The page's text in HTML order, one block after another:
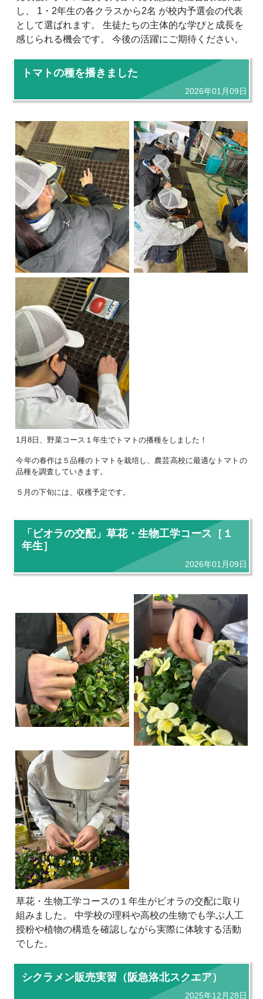
し、 1・2年生の各クラスから2名 が校内予選会の代表
として選ばれます。 生徒たちの主体的な学びと成長を
感じられる機会です。 今後の活躍にご期待ください。
トマトの種を播きました
2026年01月09日
1月8日、野菜コース１年生でトマトの播種をしました！
今年の春作は５品種のトマトを栽培し、農芸高校に最適なトマトの
品種を調査していきます。
５月の下旬には、収穫予定です。
「ビオラの交配」草花・生物工学コース［１
年生］
2026年01月09日
草花・生物工学コースの１年生がビオラの交配に取り
組みました。 中学校の理科や高校の生物でも学ぶ人工
授粉や植物の構造を確認しながら実際に体験する活動
でした。
シクラメン販売実習（阪急洛北スクエア）
2025年12月28日